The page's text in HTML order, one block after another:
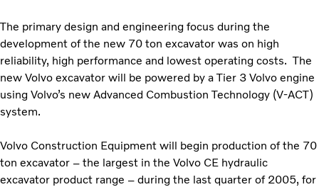
The primary design and engineering focus during the
development of the new 70 ton excavator was on high
reliability, high performance and lowest operating costs. The
new Volvo excavator will be powered by a Tier 3 Volvo engine
using Volvo’s new Advanced Combustion Technology (V-ACT)
system.
Volvo Construction Equipment will begin production of the 70
ton excavator – the largest in the Volvo CE hydraulic
excavator product range – during the last quarter of 2005, for